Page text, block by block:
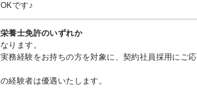
です♪
養士免許のいずれか
ります。
務経験をお持ちの方を対象に、契約社員採用にご応
経験者は優遇いたします。